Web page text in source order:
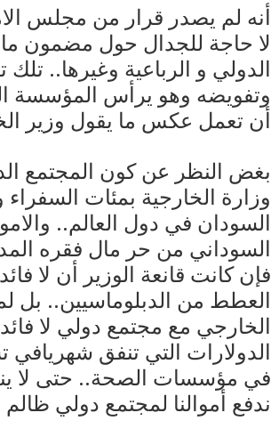
أنه لم يصدر قرار من مجلس
لا حاجة للجدال حول مضمون ما
الدولي و الرباعية وغيرها.. تلك
وتفويضه وهو يرأس المؤسسة
أن تعمل عكس ما يقول وزير
بغض النظر عن كون المجتمع
وزارة الخارجية بمئات
السودان في دول العالم..
السوداني من حر مال فقره
فإن كانت قانعة الوزير أن لا
العطط من الدبلوماسيين.. بل
الخارجي مع مجتمع دولي لا
الدولارات التي تنفق شهريافي
في مؤسسات الصحة.. حتى لا
ندفع أموالنا لمجتمع دولي